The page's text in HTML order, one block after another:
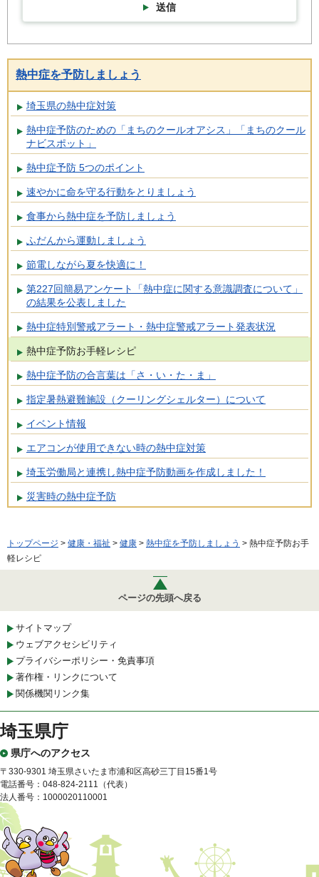
送信
熱中症を予防しましょう
埼玉県の熱中症対策
熱中症予防のための「まちのクールオアシス」「まちのクール
ナビスポット」
熱中症予防 5つのポイント
速やかに命を守る行動をとりましょう
食事から熱中症を予防しましょう
ふだんから運動しましょう
節電しながら夏を快適に！
第227回簡易アンケート「熱中症に関する意識調査について」
の結果を公表しました
熱中症特別警戒アラート・熱中症警戒アラート発表状況
熱中症予防お手軽レシピ
熱中症予防の合言葉は「さ・い・た・ま」
指定暑熱避難施設（クーリングシェルター）について
イベント情報
エアコンが使用できない時の熱中症対策
埼玉労働局と連携し熱中症予防動画を作成しました！
災害時の熱中症予防
トップページ > 健康・福祉 > 健康 > 熱中症を予防しましょう > 熱中症予防お手
軽レシピ
ページの先頭へ戻る
サイトマップ
ウェブアクセシビリティ
プライバシーポリシー・免責事項
著作権・リンクについて
関係機関リンク集
埼玉県庁
県庁へのアクセス
〒330-9301 埼玉県さいたま市浦和区高砂三丁目15番1号
電話番号：048-824-2111（代表）
法人番号：1000020110001